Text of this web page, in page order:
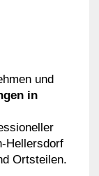
und
in
Hellersdorf
Ortsteilen.